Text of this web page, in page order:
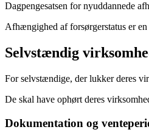
Dagpengesatsen for nyuddannede
Afhængighed af forsørgerstatus er
Selvstændig
For selvstændige, der lukker deres
De skal have ophørt deres
Dokumentation og